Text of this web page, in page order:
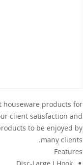
houseware products for
client satisfaction and
to be enjoyed by
many clients.
Features